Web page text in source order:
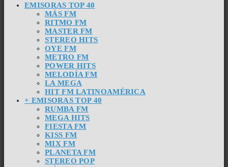
EMISORAS TOP 40
MÁS FM
RITMO FM
MASTER FM
STEREO HITS
OYE FM
METRO FM
POWER HITS
MELODÍA FM
LA MEGA
HIT FM LATINOAMÉRICA
+ EMISORAS TOP 40
RUMBA FM
MEGA HITS
FIESTA FM
KISS FM
MIX FM
PLANETA FM
STEREO POP